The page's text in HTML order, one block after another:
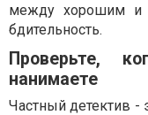
между хорошим и
бдительность.
Проверьте,
нанимаете
Частный детектив -